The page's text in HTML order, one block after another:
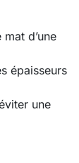
d’une
épaisseurs
une